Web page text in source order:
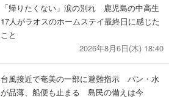
「帰りたくない」涙の別れ 鹿児島の中高生
17人がラオスのホームステイ最終日に感じた
こと
2026年8月6日(木) 18:40
台風接近で奄美の一部に避難指示 パン・水
が品薄、船便も止まる 島民の備えは今